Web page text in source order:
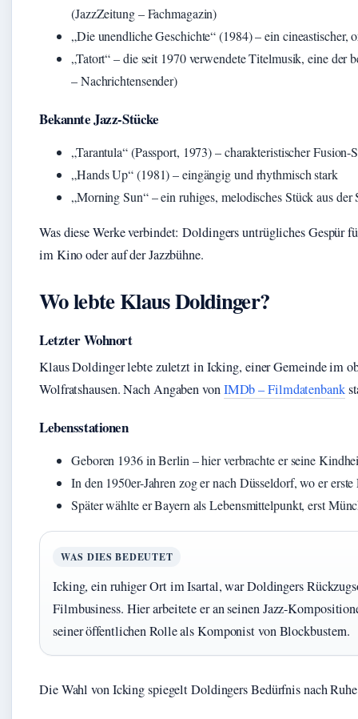
(JazzZeitung – Fachmagazin)
„Die unendliche Geschichte“ (1984) – ein cineastischer,
„Tatort“ – die seit 1970 verwendete Titelmusik, eine
– Nachrichtensender)
Bekannte Jazz-Stücke
„Tarantula“ (Passport, 1973) – charakteristischer Fusion-
„Hands Up“ (1981) – eingängig und rhythmisch stark
„Morning Sun“ – ein ruhiges, melodisches Stück aus der
Was diese Werke verbindet: Doldingers untrügliches
im Kino oder auf der Jazzbühne.
Wo lebte Klaus Doldinger?
Letzter Wohnort
Klaus Doldinger lebte zuletzt in Icking, einer Gemeinde im
Wolfratshausen. Nach Angaben vonIMDb – Filmdatenbank
Lebensstationen
Geboren 1936 in Berlin – hier verbrachte er seine
In den 1950er-Jahren zog er nach Düsseldorf, wo er
Später wählte er Bayern als Lebensmittelpunkt, erst
WAS DIES BEDEUTET
Icking, ein ruhiger Ort im Isartal, war Doldingers
Filmbusiness. Hier arbeitete er an seinen Jazz-
seiner öffentlichen Rolle als Komponist von Blockbustern.
Die Wahl von Icking spiegelt Doldingers Bedürfnis nach